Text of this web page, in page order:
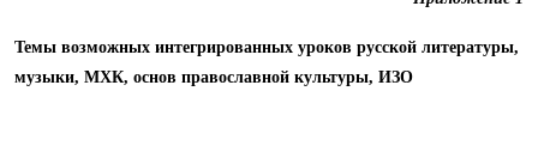
Темы возможных интегрированных уроков русской литературы,
музыки, МХК, основ православной культуры, ИЗО